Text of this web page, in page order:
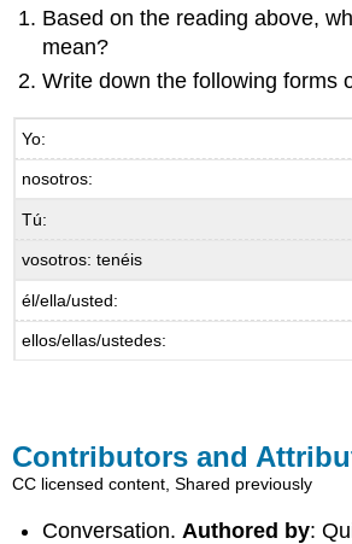
Based on the reading above,
mean?
Write down the following forms
Yo:
nosotros:
Tú:
vosotros: tenéis
él/ella/usted:
ellos/ellas/ustedes:
Contributors and
CC licensed content, Shared previously
Conversation. Authored by: